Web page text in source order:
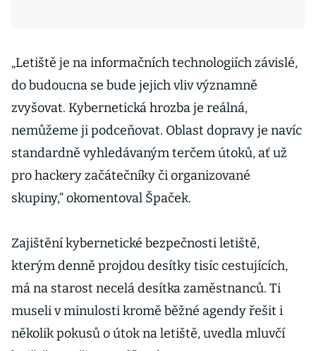
„Letiště je na informačních technologiích závislé,
do budoucna se bude jejich vliv významně
zvyšovat. Kybernetická hrozba je reálná,
nemůžeme ji podceňovat. Oblast dopravy je navíc
standardně vyhledávaným terčem útoků, ať už
pro hackery začátečníky či organizované
skupiny,“ okomentoval Špaček.
Zajištění kybernetické bezpečnosti letiště,
kterým denně projdou desítky tisíc cestujících,
má na starost necelá desítka zaměstnanců. Ti
museli v minulosti kromě běžné agendy řešit i
několik pokusů o útok na letiště, uvedla mluvčí